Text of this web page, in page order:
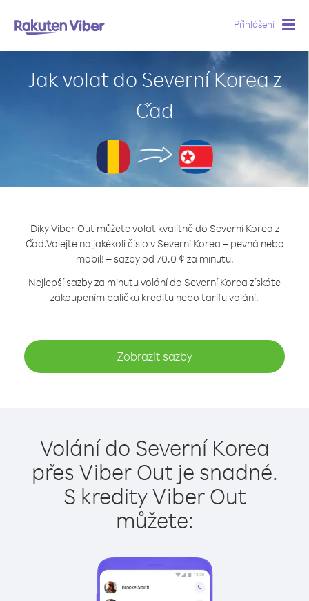
Přihlášení
Jak volat do Severní Korea z
Čad
Díky Viber Out můžete volat kvalitně do Severní Korea z
Čad.Volejte na jakékoli číslo v Severní Korea – pevná nebo
mobil! – sazby od 70.0 ¢ za minutu.
Nejlepší sazby za minutu volání do Severní Korea získáte
zakoupením balíčku kreditu nebo tarifu volání.
Zobrazit sazby
Volání do Severní Korea
přes Viber Out je snadné.
S kredity Viber Out
můžete: